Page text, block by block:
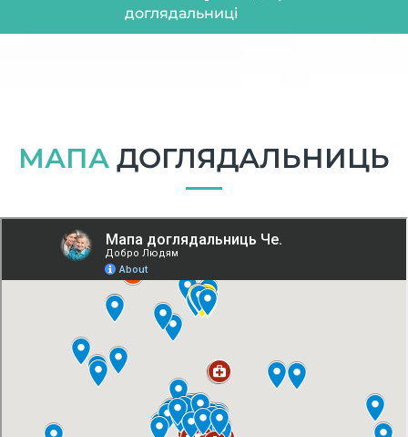
доглядальниці
МАПА ДОГЛЯДАЛЬНИЦЬ